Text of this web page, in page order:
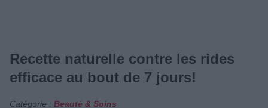
Recette naturelle contre les rides
efficace au bout de 7 jours!
Catégorie : Beauté & Soins